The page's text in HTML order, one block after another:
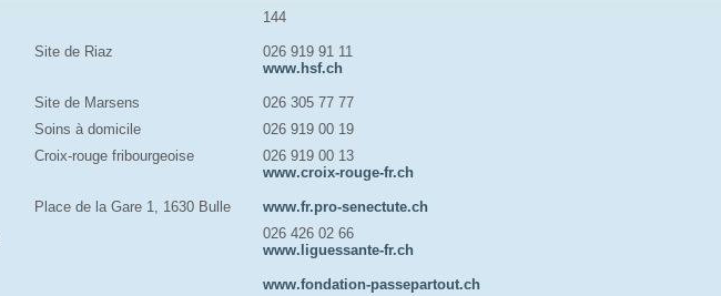
144
Site de Riaz
026 919 91 11
www.hsf.ch
Site de Marsens
026 305 77 77
Soins à domicile
026 919 00 19
Croix-rouge fribourgeoise
026 919 00 13
www.croix-rouge-fr.ch
Place de la Gare 1, 1630 Bulle
www.fr.pro-senectute.ch
026 426 02 66
www.liguessante-fr.ch
www.fondation-passepartout.ch